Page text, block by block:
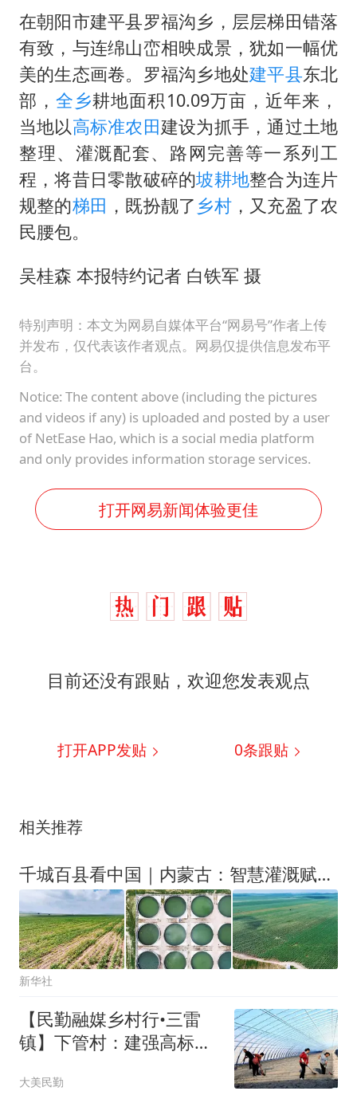
秋天的第一杯奶茶到底有多火
夯实基础开新局
在朝阳市建平县罗福沟乡，层层梯田错落
有致，与连绵山峦相映成景，犹如一幅优
美的生态画卷。罗福沟乡地处建平县东北
部，全乡耕地面积10.09万亩，近年来，
当地以高标准农田建设为抓手，通过土地
整理、灌溉配套、路网完善等一系列工
程，将昔日零散破碎的坡耕地整合为连片
规整的梯田 ，既扮靓了 乡村，又充盈了农
民腰包。
吴桂森 本报特约记者 白铁军 摄
特别声明：本文为网易自媒体平台“网易号”作者上传
并发布，仅代表该作者观点。网易仅提供信息发布平
台。
Notice: The content above (including the pictures
and videos if any) is uploaded and posted by a user
of NetEase Hao, which is a social media platform
and only provides information storage services.
打开网易新闻体验更佳
目前还没有跟贴，欢迎您发表观点
打开APP发贴 0条跟贴
相关推荐
千城百县看中国｜内蒙古：智慧灌溉赋能旱田迭代新生
新华社
【民勤融媒乡村行•三雷
镇】下管村：建强高标准
民“加速度”
大美民勤